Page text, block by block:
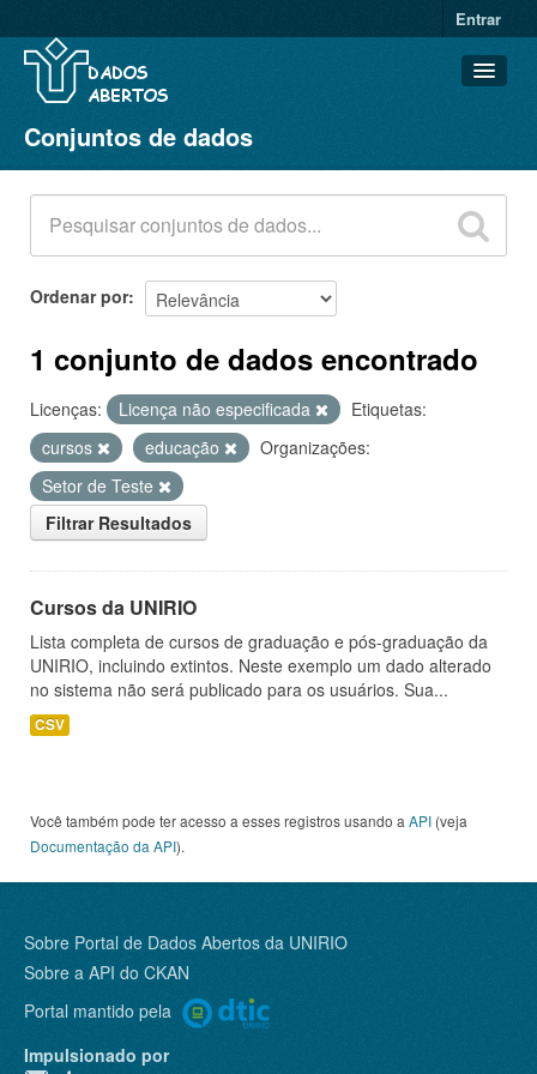
Entrar
Conjuntos de dados
Organizações
Grupos
Sobre
Conjuntos de dados
Ordenar por
1 conjunto de dados encontrado
Licenças: Licença não especificada
Etiquetas:
cursos
educação
Organizações:
Setor de Teste
Filtrar Resultados
Cursos da UNIRIO
Lista completa de cursos de graduação e pós-graduação da
UNIRIO, incluindo extintos. Neste exemplo um dado alterado
no sistema não será publicado para os usuários. Sua...
CSV
Você também pode ter acesso a esses registros usando a API (veja
Documentação da API).
Sobre Portal de Dados Abertos da UNIRIO
Sobre a API do CKAN
Portal mantido pela
Impulsionado por